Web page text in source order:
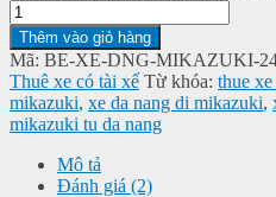
Thêm vào giỏ hàng
Mã: BE-XE-DNG-MIKAZUKI-
Thuê xe có tài xế Từ khóa: thue
mikazuki, xe da nang di mikazuki,
mikazuki tu da nang
Mô tả
Đánh giá (2)